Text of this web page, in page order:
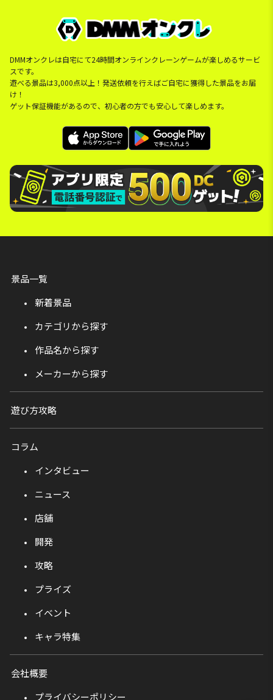
DMMオンクレは自宅にて24時間オンラインクレーンゲームが楽しめるサービ
スです。
遊べる景品は3,000点以上！発送依頼を行えばご自宅に獲得した景品をお届
け！
ゲット保証機能があるので、初心者の方でも安心して楽しめます。
景品一覧
新着景品
カテゴリから探す
作品名から探す
メーカーから探す
遊び方攻略
コラム
インタビュー
ニュース
店舗
開発
攻略
プライズ
イベント
キャラ特集
会社概要
プライバシーポリシー